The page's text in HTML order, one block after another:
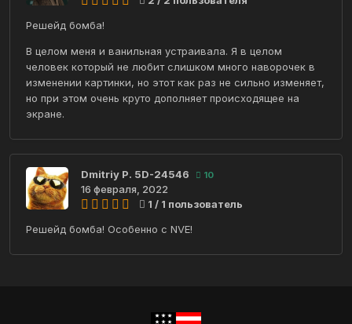
Решейд бомба!
В целом меня и ванильная устраивала. Я в целом
человек который не любит слишком много наворочек в
изменении картинки, но этот как раз не сильно изменяет,
но при этом очень круто дополняет происходящее на
экране.
Dmitriy P. 5D-24546 10
16 февраля, 2022
1 / 1 пользователь
Решейд бомба! Особенно с NVE!